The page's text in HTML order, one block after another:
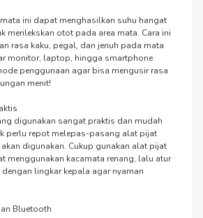
merilekskan otot pada area mata. Cara ini
rasa kaku, pegal, dan jenuh pada mata
monitor, laptop, hingga smartphone
penggunaan agar bisa mengusir rasa
menit!
perlu repot melepas-pasang alat pijat
digunakan. Cukup gunakan alat pijat
menggunakan kacamata renang, lalu atur
lingkar kepala agar nyaman
Bluetooth